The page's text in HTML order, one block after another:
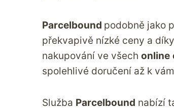
Parcelbound podobně jako
překvapivě nízké ceny a
nakupování ve všech online
spolehlivé doručení až k
Služba Parcelbound nabízí